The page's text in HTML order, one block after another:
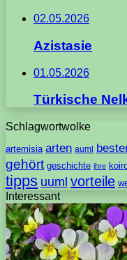
02.05.2026
Azistasie
01.05.2026
Türkische
Schlagwortwolke
artemisia arten auml
gehört geschichte ihre
tipps uuml vorteile
Interessant